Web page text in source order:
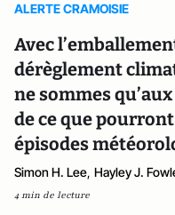
ALERTE CRAMOISIE
Avec
dérèglement
ne sommes
de ce que
épisodes
Simon H. Lee, Hayley J.
4 min de lecture